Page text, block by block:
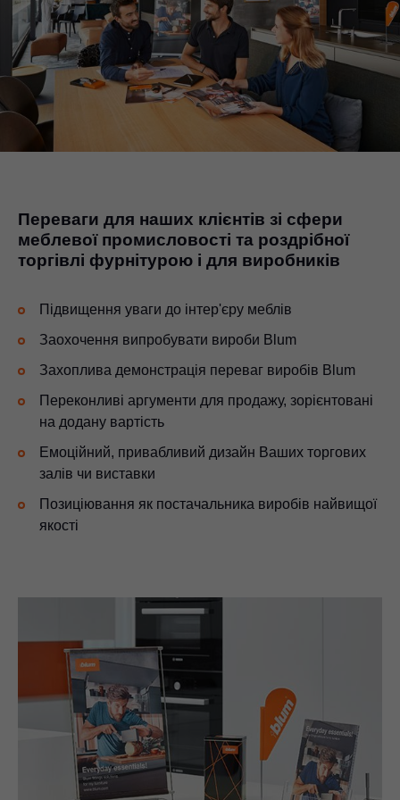
Переваги для наших клієнтів зі сфери
меблевої промисловості та роздрібної
торгівлі фурнітурою і для виробників
Підвищення уваги до інтер'єру меблів
Заохочення випробувати вироби Blum
Захоплива демонстрація переваг виробів Blum
Переконливі аргументи для продажу, зорієнтовані
на додану вартість
Емоційний, привабливий дизайн Ваших торгових
залів чи виставки
Позиціювання як постачальника виробів найвищої
якості